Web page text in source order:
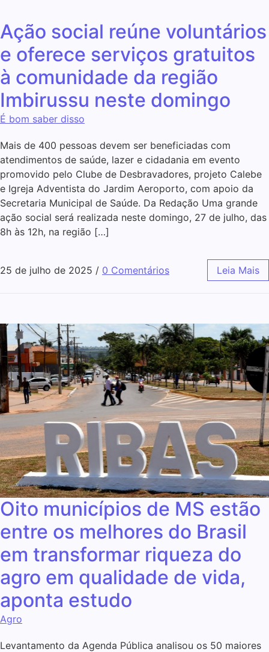
Ação social reúne voluntários
e oferece serviços gratuitos
à comunidade da região
Imbirussu neste domingo
É bom saber disso
Mais de 400 pessoas devem ser beneficiadas com
atendimentos de saúde, lazer e cidadania em evento
promovido pelo Clube de Desbravadores, projeto Calebe
e Igreja Adventista do Jardim Aeroporto, com apoio da
Secretaria Municipal de Saúde. Da Redação Uma grande
ação social será realizada neste domingo, 27 de julho, das
8h às 12h, na região […]
25 de julho de 2025 / 0 Comentários Leia Mais
Oito municípios de MS estão
entre os melhores do Brasil
em transformar riqueza do
agro em qualidade de vida,
aponta estudo
Agro
Levantamento da Agenda Pública analisou os 50 maiores